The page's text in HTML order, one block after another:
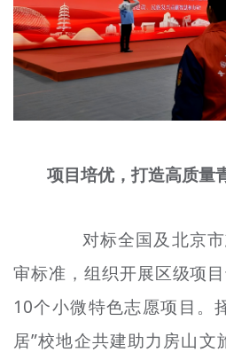
项目培优 ，打造高质量
对标全国及北京市
审标准，组织开展区级项
10个小微特色志愿项目。
居”校地企共建助力房山文